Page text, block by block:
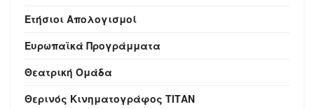
Ετήσιοι Απολογισμοί
Ευρωπαϊκά Προγράμματα
Θεατρική Ομάδα
Θερινός Κινηματογράφος ΤΙΤΑΝ